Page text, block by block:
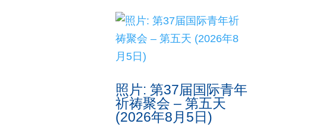
照片: 第37届国际青年
祈祷聚会 – 第五天
(2026年8月5日)